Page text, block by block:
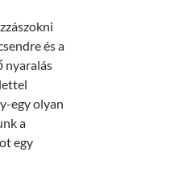
és a
nyaralás
egy olyan
a
egy